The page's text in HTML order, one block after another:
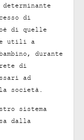
di
di quelle
utili a
durante
di
ad
società.
sistema
dalla